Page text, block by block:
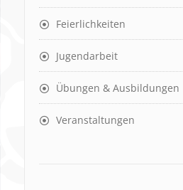
Feierlichkeiten
Jugendarbeit
Übungen & Ausbildungen
Veranstaltungen